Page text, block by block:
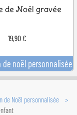
de Noël gravée
19,90 €
noël personnalisée
de Noël personnalisée